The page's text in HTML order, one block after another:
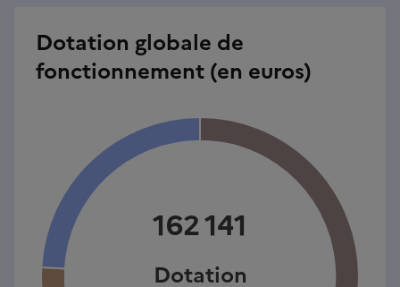
Dotation globale de
fonctionnement (en euros)
162 141
Dotation